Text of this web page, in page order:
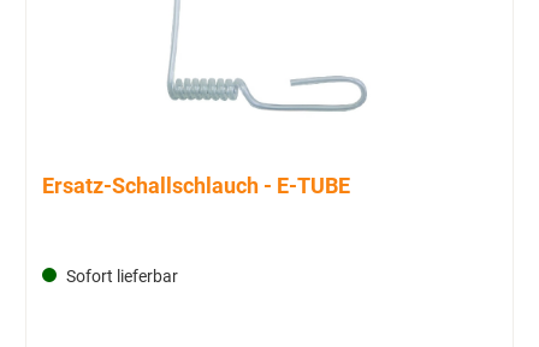
Ersatz-Schallschlauch - E-TUBE
Sofort lieferbar